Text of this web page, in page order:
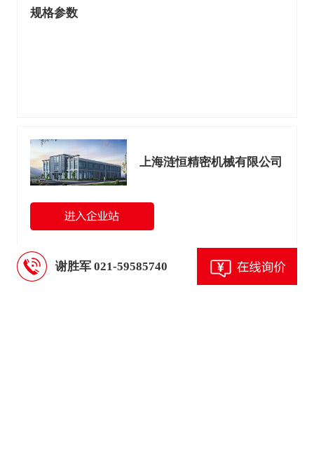
规格参数
上海涟恒精密机械有限公司
温馨提示
谢胜军 021-59585740